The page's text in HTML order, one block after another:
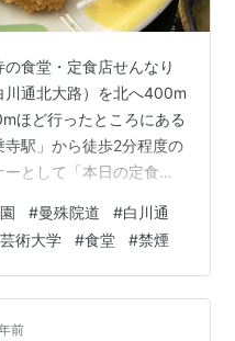
食堂・定食店せんなり
川通北大路）を北へ400m
ほど行ったところにある
駅」から徒歩2分程度の
として「本日の定食」
しました。 ●住所…京都
マップ）●TEL…
●備考…禁煙●ホームペ
せんなり」をご確認くだ
REPORT
#曼殊院道 #白川通
術大学 #食堂 #禁煙
前